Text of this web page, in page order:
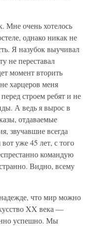
Мне очень хотелось
однако никак не
Я назубок выучивал
не переставал
момент вторить
харцеров меня
строем ребят и не
А ведь я вырос в
отдаваемые
звучавшие всегда
уже 45 лет, с того
командую
Видно, всему
что мир можно
XX века —
успешно. Мы